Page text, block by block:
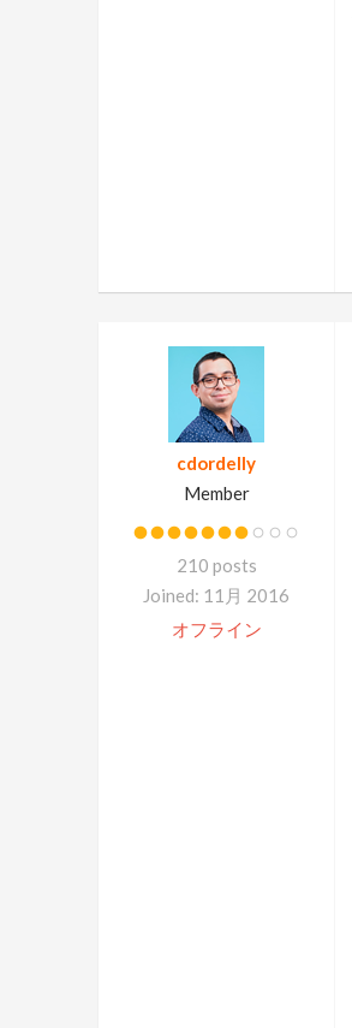
cdordelly
Member
210 posts
Joined: 11月 2016
オフライン